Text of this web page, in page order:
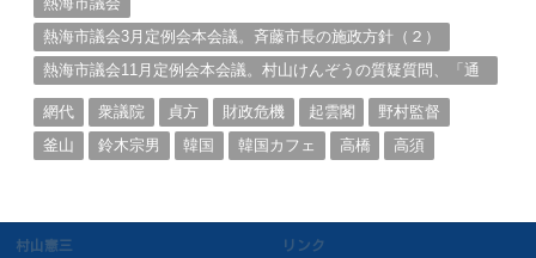
熱海市議会3月定例会本会議。斉藤市長の施政方針（２）
熱海市議会11月定例会本会議。村山けんぞうの質疑質問、「通
網代
衆議院 貞方 財政危機 起雲閣
野村監督
釜山
鈴木宗男 韓国 韓国カフェ 高橋 高須
村山憲三 リンク